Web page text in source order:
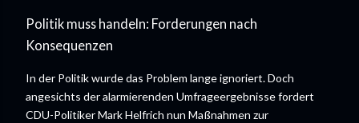
Politik muss handeln: Forderungen nach
Konsequenzen
In der Politik wurde das Problem lange ignoriert. Doch
angesichts der alarmierenden Umfrageergebnisse fordert
CDU-Politiker Mark Helfrich nun Maßnahmen zur